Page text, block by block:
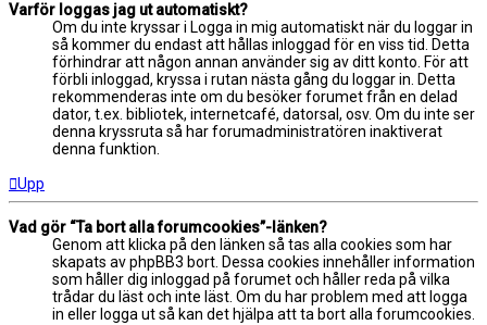
Varför loggas jag ut automatiskt?
Om du inte kryssar i Logga in mig automatiskt när du loggar in
så kommer du endast att hållas inloggad för en viss tid. Detta
förhindrar att någon annan använder sig av ditt konto. För att
förbli inloggad, kryssa i rutan nästa gång du loggar in. Detta
rekommenderas inte om du besöker forumet från en delad
dator, t.ex. bibliotek, internetcafé, datorsal, osv. Om du inte ser
denna kryssruta så har forumadministratören inaktiverat
denna funktion.
Upp
Vad gör “Ta bort alla forumcookies”-länken?
Genom att klicka på den länken så tas alla cookies som har
skapats av phpBB3 bort. Dessa cookies innehåller information
som håller dig inloggad på forumet och håller reda på vilka
trådar du läst och inte läst. Om du har problem med att logga
in eller logga ut så kan det hjälpa att ta bort alla forumcookies.